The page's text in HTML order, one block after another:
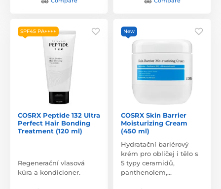
SPF45 PA++++
COSRX Peptide 132 Ultra
Perfect Hair Bonding
Treatment (120 ml)
Regenerační vlasová
kúra a kondicioner.
New
COSRX Skin Barrier
Moisturizing Cream
(450 ml)
Hydratační bariérový
krém pro obličej i tělo s
5 typy ceramidů,
panthenolem,…